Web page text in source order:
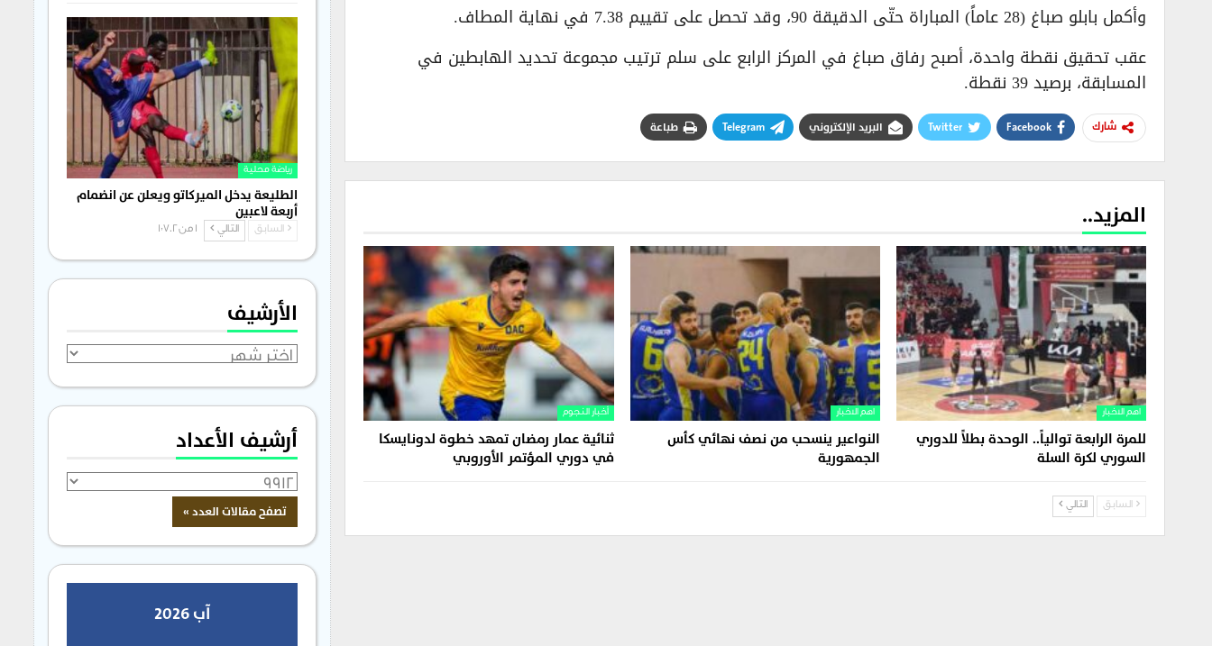
وأكمل بابلو صباغ (28 عاماً) المباراة حتّى الدقيقة 90، وقد تحصل على تقييم 7.38 في نهاية المطاف.
عقب تحقيق نقطة واحدة، أصبح رفاق صباغ في المركز الرابع على سلم ترتيب مجموعة تحديد الهابطين في
المسابقة، برصيد 39 نقطة.
شارك Facebook
Twitter البريد الإلكتروني Telegram طباعة
المزيد..
اهم الاخبار
للمرة الرابعة توالياً.. الوحدة بطلاً للدوري
السوري لكرة السلة
اهم الاخبار
النواعير ينسحب من نصف نهائي كأس
الجمهورية
أخبار النجوم
ثنائية عمار رمضان تمهد خطوة لدونايسكا
في دوري المؤتمر الأوروبي
السابق التالي
رياضة محلية
الطليعة يدخل الميركاتو ويعلن عن انضمام
أربعة لاعبين
السابق التالي 1 من 1٬702
الأرشيف
الأرشيف
أرشيف الأعداد
آب 2026